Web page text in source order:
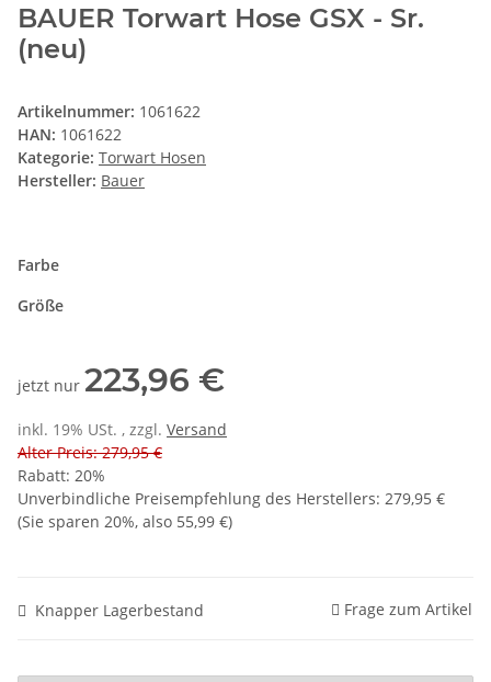
BAUER Torwart Hose GSX - Sr.
(neu)
Artikelnummer: 1061622
HAN: 1061622
Kategorie: Torwart Hosen
Hersteller: Bauer
Farbe
Größe
jetzt nur 223,96 €
inkl. 19% USt. , zzgl. Versand
Alter Preis: 279,95 €
Rabatt: 20%
Unverbindliche Preisempfehlung des Herstellers: 279,95 €
(Sie sparen 20%, also 55,99 €)
Knapper Lagerbestand Frage zum Artikel